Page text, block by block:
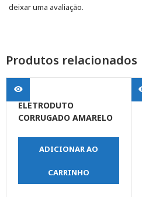
deixar uma avaliação.
Produtos relacionados
ELETRODUTO
CORRUGADO AMARELO
ADICIONAR AO
CARRINHO